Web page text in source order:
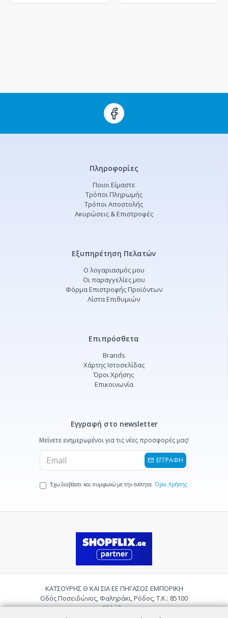
Πληροφορίες
Ποιοι Είμαστε
Τρόποι Πληρωμής
Τρόποι Αποστολής
Ακυρώσεις & Επιστροφές
Εξυπηρέτηση Πελατών
Ο λογαριασμός μου
Οι παραγγελίες μου
Φόρμα Επιστροφής Προϊόντων
Λίστα Επιθυμιών
Επιπρόσθετα
Brands
Χάρτης Ιστοσελίδας
Όροι Χρήσης
Επικοινωνία
Εγγραφή στο newsletter
Μείνετε ενημερωμένοι για τις νέες προσφορές μας!
ΕΓΓΡΑΦΗ
Έχω διαβάσει και συμφωνώ με την ενότητα Όροι Χρήσης
ΚΑΤΣΟΥΡΗΣ Θ ΚΑΙ ΣΙΑ ΕΕ ΠΗΓΑΣΟΣ ΕΜΠΟΡΙΚΗ
Οδός Ποσειδώνος, Φαληράκι, Ρόδος, Τ.Κ.: 85100
Ελλάδα